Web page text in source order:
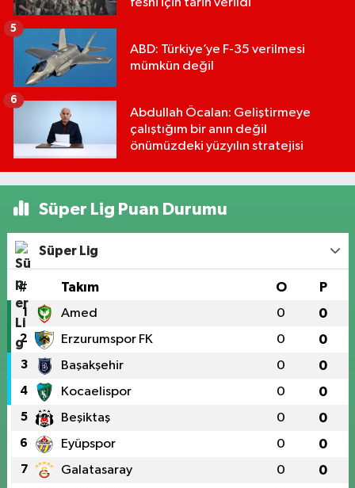
ABD: Türkiye’ye F-35 verilmesi
mümkün değil
5
Abdullah Öcalan: Geliştirmeye
çalıştığım bir anın değil
önümüzdeki yüzyılın stratejisi
6
Süper Lig Puan Durumu
Süper Lig
# Takım O P
1 Amed 0 0
2 Erzurumspor FK 0 0
3 Başakşehir 0 0
4 Kocaelispor 0 0
5 Beşiktaş 0 0
6 Eyüpspor 0 0
7 Galatasaray 0 0